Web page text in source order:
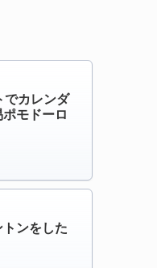
カレンダ
モドーロ
ンをした